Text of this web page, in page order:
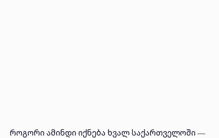
როგორი ამინდი იქნება ხვალ საქართველოში —